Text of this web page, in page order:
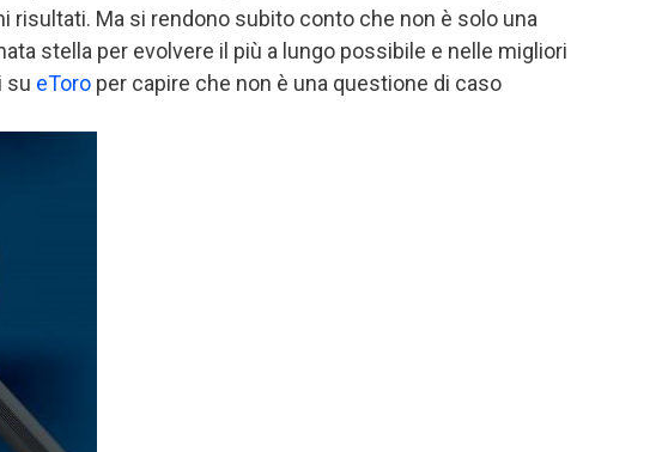
Ma si rendono subito conto che non è solo una
stella per evolvere il più a lungo possibile e nelle migliori
su eToro per capire che non è una questione di caso